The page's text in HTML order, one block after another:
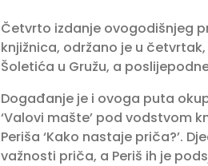
Četvrto izdanje ovogodišnjeg
knjižnica, održano je u
Šoletića u Gružu, a
Događanje je i ovoga puta
‘Valovi mašte’ pod vodstvom
Periša ‘Kako nastaje priča?’.
važnosti priča, a Periš ih je